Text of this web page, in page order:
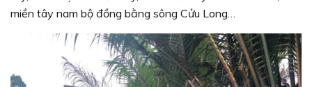
miền tây nam bộ đồng bằng sông Cửu Long…